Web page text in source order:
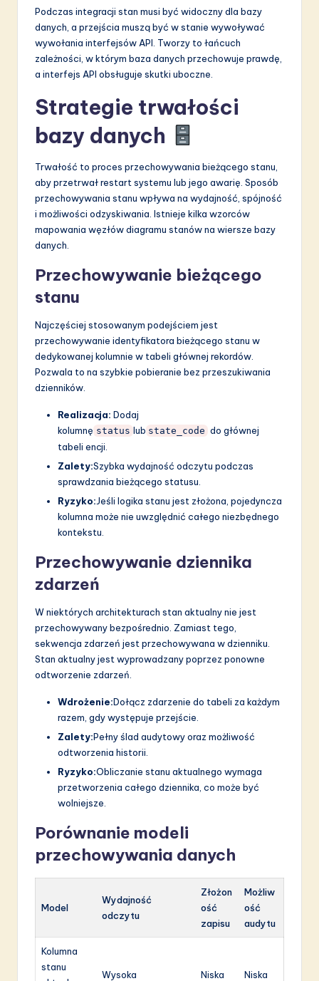
Podczas integracji stan musi być widoczny dla bazy
danych, a przejścia muszą być w stanie wywoływać
wywołania interfejsów API. Tworzy to łańcuch
zależności, w którym baza danych przechowuje prawdę,
a interfejs API obsługuje skutki uboczne.
Strategie trwałości
bazy danych
Trwałość to proces przechowywania bieżącego stanu,
aby przetrwał restart systemu lub jego awarię. Sposób
przechowywania stanu wpływa na wydajność, spójność
i możliwości odzyskiwania. Istnieje kilka wzorców
mapowania węzłów diagramu stanów na wiersze bazy
danych.
Przechowywanie bieżącego
stanu
Najczęściej stosowanym podejściem jest
przechowywanie identyfikatora bieżącego stanu w
dedykowanej kolumnie w tabeli głównej rekordów.
Pozwala to na szybkie pobieranie bez przeszukiwania
dzienników.
Realizacja: Dodaj
kolumnę status lub state_code do głównej
tabeli encji.
Zalety:Szybka wydajność odczytu podczas
sprawdzania bieżącego statusu.
Ryzyko:Jeśli logika stanu jest złożona, pojedyncza
kolumna może nie uwzględnić całego niezbędnego
kontekstu.
Przechowywanie dziennika
zdarzeń
W niektórych architekturach stan aktualny nie jest
przechowywany bezpośrednio. Zamiast tego,
sekwencja zdarzeń jest przechowywana w dzienniku.
Stan aktualny jest wyprowadzany poprzez ponowne
odtworzenie zdarzeń.
Wdrożenie:Dołącz zdarzenie do tabeli za każdym
razem, gdy występuje przejście.
Zalety:Pełny ślad audytowy oraz możliwość
odtworzenia historii.
Ryzyko:Obliczanie stanu aktualnego wymaga
przetworzenia całego dziennika, co może być
wolniejsze.
Porównanie modeli
przechowywania danych
Model
Wydajność
odczytu
Złożon
ość
zapisu
Możliw
ość
audytu
Kolumna
stanu
Wysoka Niska Niska